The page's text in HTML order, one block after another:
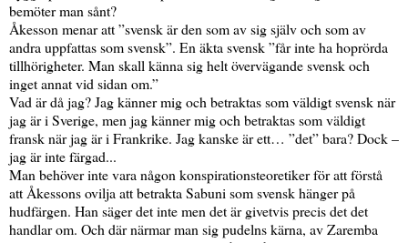
bemöter man sånt?
Åkesson menar att ”svensk är den som av sig själv och som av
andra uppfattas som svensk”. En äkta svensk ”får inte ha hoprörda
tillhörigheter. Man skall känna sig helt övervägande svensk och
inget annat vid sidan om.”
Vad är då jag? Jag känner mig och betraktas som väldigt svensk när
jag är i Sverige, men jag känner mig och betraktas som väldigt
fransk när jag är i Frankrike. Jag kanske är ett… ”det” bara? Dock –
jag är inte färgad...
Man behöver inte vara någon konspirationsteoretiker för att förstå
att Åkessons ovilja att betrakta Sabuni som svensk hänger på
hudfärgen. Han säger det inte men det är givetvis precis det det
handlar om. Och där närmar man sig pudelns kärna, av Zaremba